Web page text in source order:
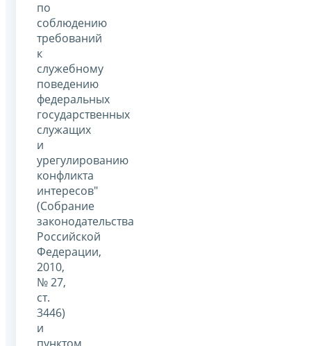
по
соблюдению
требований
к
служебному
поведению
федеральных
государственных
служащих
и
урегулированию
конфликта
интересов"
(Собрание
законодательства
Российской
Федерации,
2010,
№ 27,
ст.
3446)
и
пунктом